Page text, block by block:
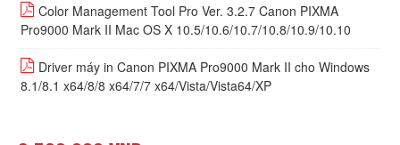
Color Management Tool Pro Ver. 3.2.7 Canon PIXMA
Pro9000 Mark II Mac OS X 10.5/10.6/10.7/10.8/10.9/10.10
Driver máy in Canon PIXMA Pro9000 Mark II cho Windows
8.1/8.1 x64/8/8 x64/7/7 x64/Vista/Vista64/XP